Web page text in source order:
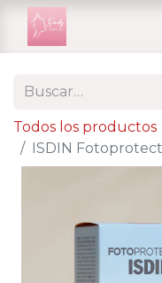
Todos los productos
ISDIN